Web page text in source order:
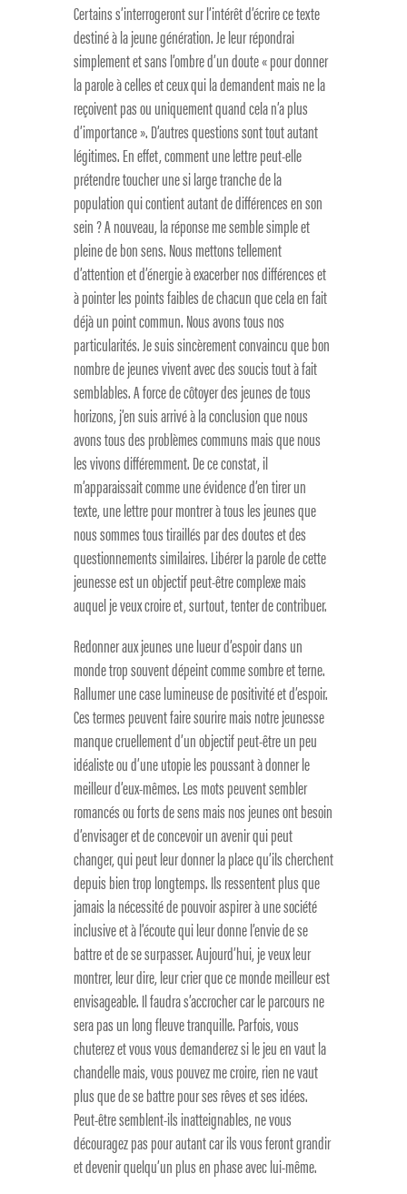
Certains s’interrogeront sur l’intérêt d’écrire ce texte
destiné à la jeune génération. Je leur répondrai
simplement et sans l’ombre d’un doute « pour donner
la parole à celles et ceux qui la demandent mais ne la
reçoivent pas ou uniquement quand cela n’a plus
d’importance ». D’autres questions sont tout autant
légitimes. En effet, comment une lettre peut-elle
prétendre toucher une si large tranche de la
population qui contient autant de différences en son
sein ? A nouveau, la réponse me semble simple et
pleine de bon sens. Nous mettons tellement
d’attention et d’énergie à exacerber nos différences et
à pointer les points faibles de chacun que cela en fait
déjà un point commun. Nous avons tous nos
particularités. Je suis sincèrement convaincu que bon
nombre de jeunes vivent avec des soucis tout à fait
semblables. A force de côtoyer des jeunes de tous
horizons, j’en suis arrivé à la conclusion que nous
avons tous des problèmes communs mais que nous
les vivons différemment. De ce constat, il
m’apparaissait comme une évidence d’en tirer un
texte, une lettre pour montrer à tous les jeunes que
nous sommes tous tiraillés par des doutes et des
questionnements similaires. Libérer la parole de cette
jeunesse est un objectif peut-être complexe mais
auquel je veux croire et, surtout, tenter de contribuer.
Redonner aux jeunes une lueur d’espoir dans un
monde trop souvent dépeint comme sombre et terne.
Rallumer une case lumineuse de positivité et d’espoir.
Ces termes peuvent faire sourire mais notre jeunesse
manque cruellement d’un objectif peut-être un peu
idéaliste ou d’une utopie les poussant à donner le
meilleur d’eux-mêmes. Les mots peuvent sembler
romancés ou forts de sens mais nos jeunes ont besoin
d’envisager et de concevoir un avenir qui peut
changer, qui peut leur donner la place qu’ils cherchent
depuis bien trop longtemps. Ils ressentent plus que
jamais la nécessité de pouvoir aspirer à une société
inclusive et à l’écoute qui leur donne l’envie de se
battre et de se surpasser. Aujourd’hui, je veux leur
montrer, leur dire, leur crier que ce monde meilleur est
envisageable. Il faudra s’accrocher car le parcours ne
sera pas un long fleuve tranquille. Parfois, vous
chuterez et vous vous demanderez si le jeu en vaut la
chandelle mais, vous pouvez me croire, rien ne vaut
plus que de se battre pour ses rêves et ses idées.
Peut-être semblent-ils inatteignables, ne vous
découragez pas pour autant car ils vous feront grandir
et devenir quelqu’un plus en phase avec lui-même.